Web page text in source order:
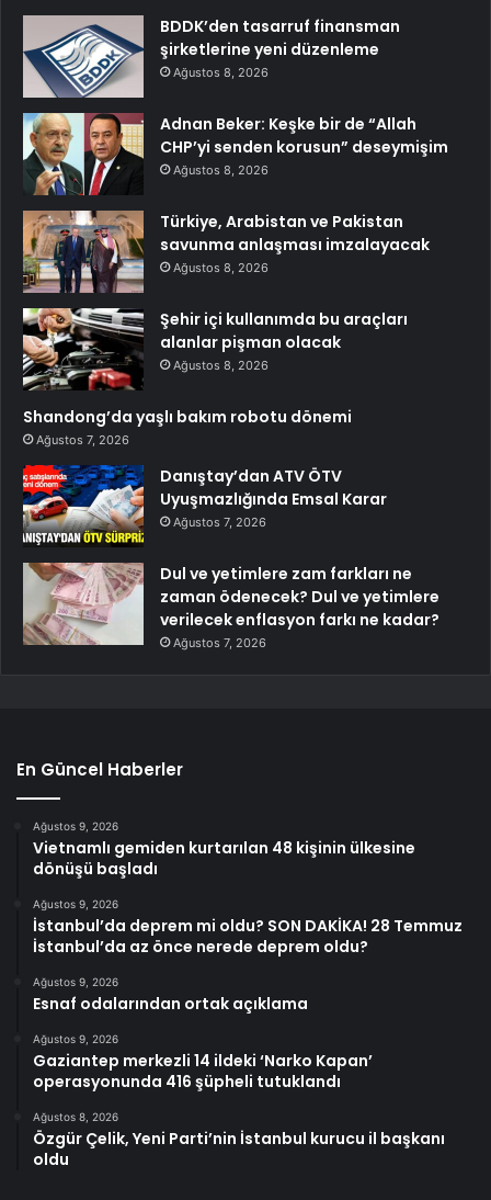
BDDK’den tasarruf finansman
şirketlerine yeni düzenleme
Ağustos 8, 2026
Adnan Beker: Keşke bir de “Allah
CHP’yi senden korusun” deseymişim
Ağustos 8, 2026
Türkiye, Arabistan ve Pakistan
savunma anlaşması imzalayacak
Ağustos 8, 2026
Şehir içi kullanımda bu araçları
alanlar pişman olacak
Ağustos 8, 2026
Shandong’da yaşlı bakım robotu dönemi
Ağustos 7, 2026
Danıştay’dan ATV ÖTV
Uyuşmazlığında Emsal Karar
Ağustos 7, 2026
Dul ve yetimlere zam farkları ne
zaman ödenecek? Dul ve yetimlere
verilecek enflasyon farkı ne kadar?
Ağustos 7, 2026
En Güncel Haberler
Ağustos 9, 2026
Vietnamlı gemiden kurtarılan 48 kişinin ülkesine
dönüşü başladı
Ağustos 9, 2026
İstanbul’da deprem mi oldu? SON DAKİKA! 28 Temmuz
İstanbul’da az önce nerede deprem oldu?
Ağustos 9, 2026
Esnaf odalarından ortak açıklama
Ağustos 9, 2026
Gaziantep merkezli 14 ildeki ‘Narko Kapan’
operasyonunda 416 şüpheli tutuklandı
Ağustos 8, 2026
Özgür Çelik, Yeni Parti’nin İstanbul kurucu il başkanı
oldu